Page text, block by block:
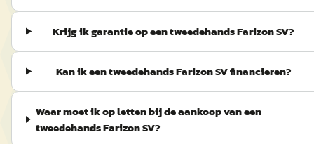
Krijg ik garantie op een tweedehands Farizon SV?
Kan ik een tweedehands Farizon SV financieren?
Waar moet ik op letten bij de aankoop van een
tweedehands Farizon SV?